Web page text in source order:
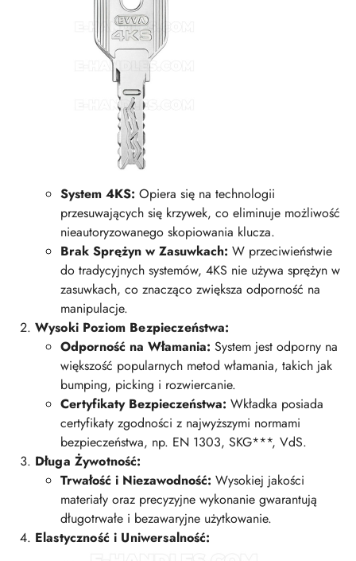
System 4KS: Opiera się na technologii
przesuwających się krzywek, co eliminuje możliwość
nieautoryzowanego skopiowania klucza.
Brak Sprężyn w Zasuwkach: W przeciwieństwie
do tradycyjnych systemów, 4KS nie używa sprężyn w
zasuwkach, co znacząco zwiększa odporność na
manipulacje.
Wysoki Poziom Bezpieczeństwa:
Odporność na Włamania: System jest odporny na
większość popularnych metod włamania, takich jak
bumping, picking i rozwiercanie.
Certyfikaty Bezpieczeństwa: Wkładka posiada
certyfikaty zgodności z najwyższymi normami
bezpieczeństwa, np. EN 1303, SKG***, VdS.
Długa Żywotność:
Trwałość i Niezawodność: Wysokiej jakości
materiały oraz precyzyjne wykonanie gwarantują
długotrwałe i bezawaryjne użytkowanie.
Elastyczność i Uniwersalność: